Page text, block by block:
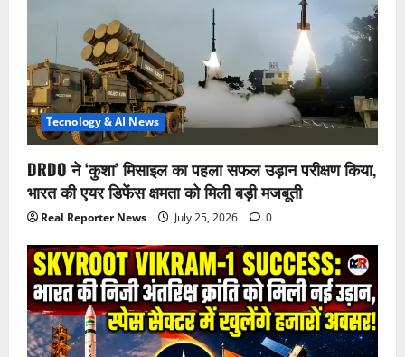
Tecnology & AI News
DRDO ने ‘कुशा’ मिसाइल का पहला सफल उड़ान परीक्षण किया,
भारत की एयर डिफेंस क्षमता को मिली बड़ी मजबूती
Real Reporter News July 25, 2026 0